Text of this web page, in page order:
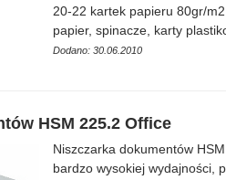
20-22 kartek papieru 80gr/
papier, spinacze, karty
Dodano: 30.06.2010
HSM 225.2 Office
Niszczarka dokumentów
bardzo wysokiej wydajności,